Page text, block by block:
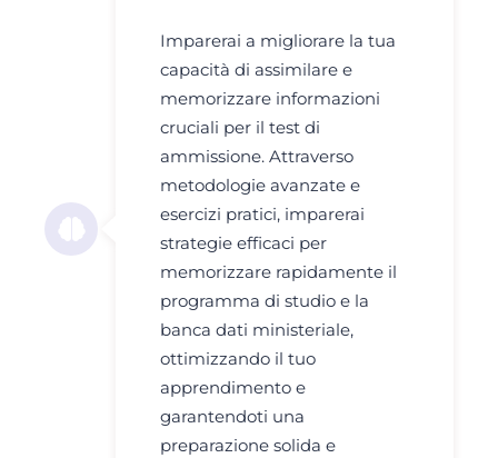
Imparerai a migliorare la tua
capacità di assimilare e
memorizzare informazioni
cruciali per il test di
ammissione. Attraverso
metodologie avanzate e
esercizi pratici, imparerai
strategie efficaci per
memorizzare rapidamente il
programma di studio e la
banca dati ministeriale,
ottimizzando il tuo
apprendimento e
garantendoti una
preparazione solida e